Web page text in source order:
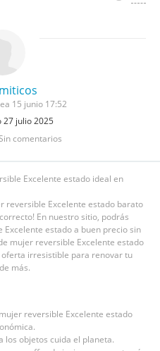
15 junio 17:52
27 julio 2025
comentarios
Excelente estado ideal en
reversible Excelente estado barato
En nuestro sitio, podrás
estado a buen precio sin
mujer reversible Excelente estado
irresistible para renovar tu
más.
reversible Excelente estado
los objetos cuida el planeta.